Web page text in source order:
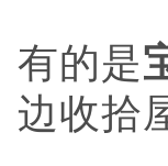
有的是
边收拾